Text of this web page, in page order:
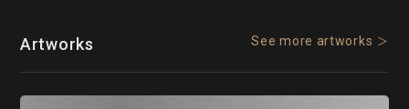
Artworks See more artworks